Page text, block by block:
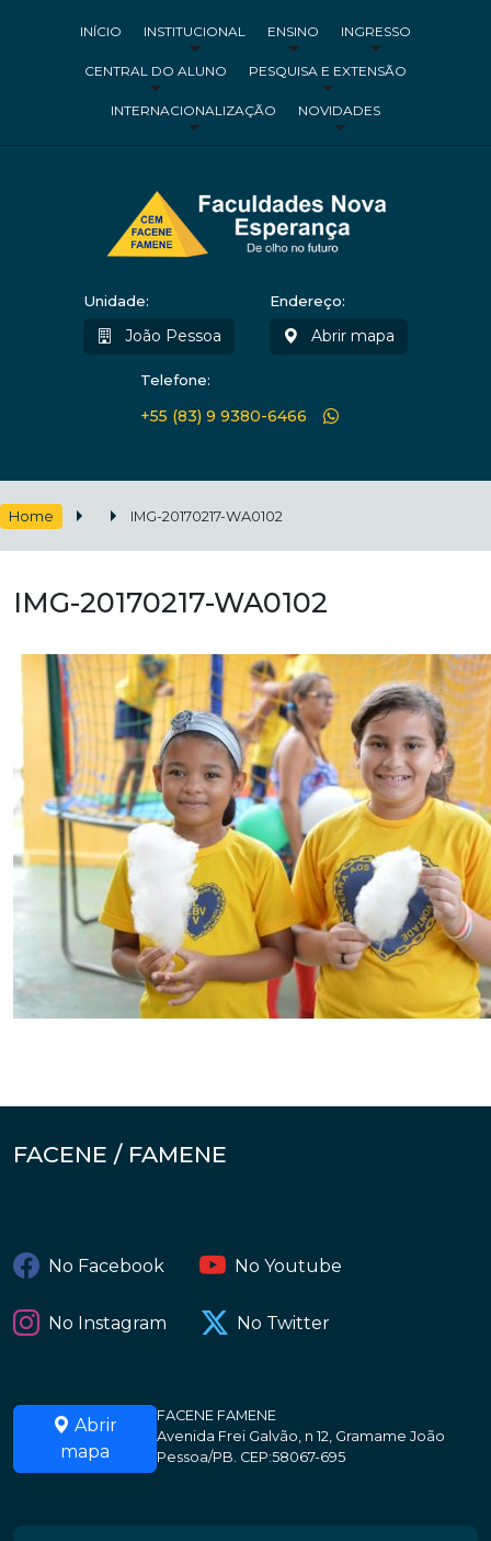
INÍCIO INSTITUCIONAL ENSINO INGRESSO
CENTRAL DO ALUNO PESQUISA E EXTENSÃO
INTERNACIONALIZAÇÃO NOVIDADES
Unidade:
João Pessoa
Endereço:
Abrir mapa
Telefone:
+55 (83) 9 9380-6466
Home IMG-20170217-WA0102
IMG-20170217-WA0102
FACENE / FAMENE
No Facebook No Youtube
No Instagram No Twitter
Abrir
mapa
FACENE FAMENE
Avenida Frei Galvão, n 12, Gramame João
Pessoa/PB. CEP:58067-695